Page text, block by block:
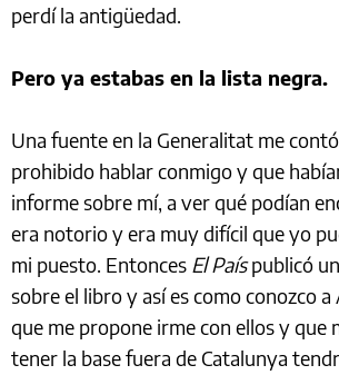
perdí la antigüedad.
Pero ya estabas en la lista negra.
Una fuente en la Generalitat me
prohibido hablar conmigo y que
informe sobre mí, a ver qué podían
era notorio y era muy difícil que yo
mi puesto. Entonces El Paíspublicó
sobre el libro y así es como conozco a
que me propone irme con ellos y que
tener la base fuera de Catalunya